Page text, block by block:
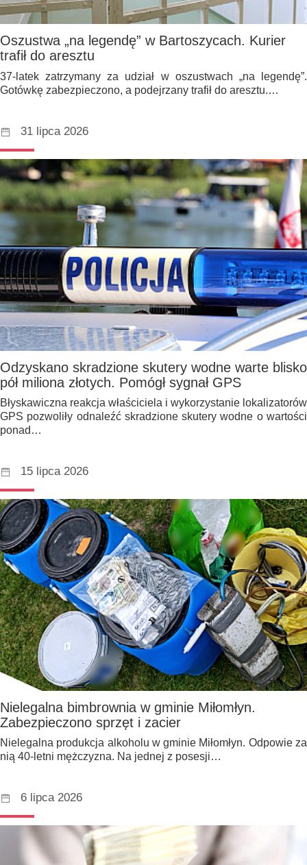
Oszustwa „na legendę” w Bartoszycach. Kurier
trafił do aresztu
37-latek zatrzymany za udział w oszustwach „na legendę”.
Gotówkę zabezpieczono, a podejrzany trafił do aresztu.…
31 lipca 2026
Odzyskano skradzione skutery wodne warte blisko
pół miliona złotych. Pomógł sygnał GPS
Błyskawiczna reakcja właściciela i wykorzystanie lokalizatorów
GPS pozwoliły odnaleźć skradzione skutery wodne o wartości
ponad…
15 lipca 2026
Nielegalna bimbrownia w gminie Miłomłyn.
Zabezpieczono sprzęt i zacier
Nielegalna produkcja alkoholu w gminie Miłomłyn. Odpowie za
nią 40-letni mężczyzna. Na jednej z posesji…
6 lipca 2026